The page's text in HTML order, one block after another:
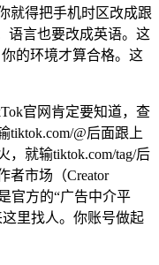
就得把手机时区改成跟
语言也要改成英语。这
你的环境才算合格。这
官网肯定要知道，查
tiktok.com/@后面跟上
就输tiktok.com/tag/后
者市场（Creator
官方的“广告中介平
里找人。你账号做起